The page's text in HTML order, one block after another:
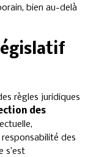
bien au-delà
règles juridiques
des
des
s’est